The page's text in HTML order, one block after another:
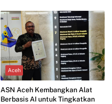
Aceh
ASN Aceh Kembangkan Alat
Berbasis AI untuk Tingkatkan